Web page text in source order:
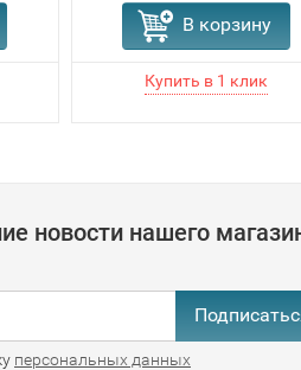
В корзину
новости нашего
персональных данных